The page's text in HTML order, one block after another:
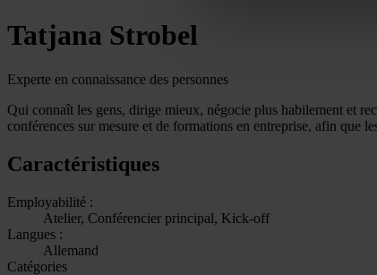
Tatjana Strobel
Experte en connaissance des personnes
Qui connaît les gens, dirige mieux, négocie plus habilement et
conférences sur mesure et de formations en entreprise, afin que
Caractéristiques
Employabilité :
Atelier, Conférencier principal, Kick-off
Langues :
Allemand
Catégories